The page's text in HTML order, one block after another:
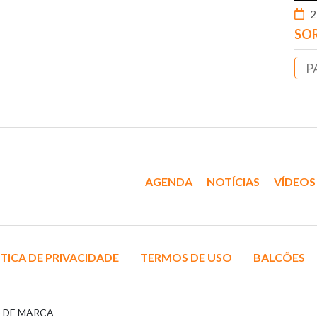
AGENDA NOTÍCIAS VÍDEOS
DE PRIVACIDADE TERMOS DE USO BALCÕES
MARCA